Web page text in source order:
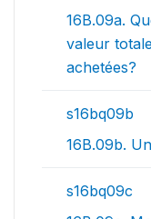
16B.09a.
valeur
achetées?
s16bq09b
16B.09b.
s16bq09c